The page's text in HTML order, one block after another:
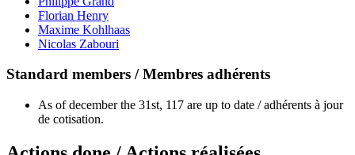
Florian Henry
Maxime Kohlhaas
Nicolas Zabouri
Standard members / Membres adhérents
As of december the 31st, 117 are up to date / adhérents à jour
de cotisation.